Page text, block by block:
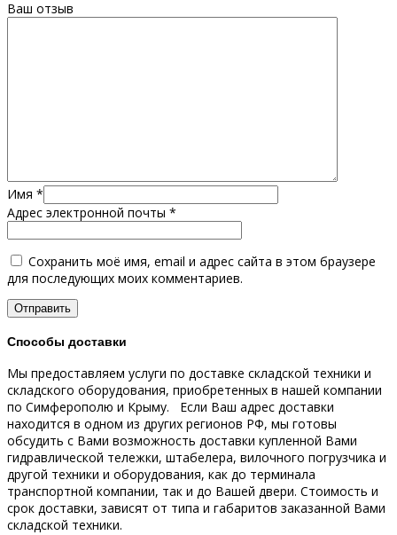
Ваш отзыв
Имя *
Адрес электронной почты *
Сохранить моё имя, email и адрес сайта в этом браузере
для последующих моих комментариев.
Способы доставки
Мы предоставляем услуги по доставке складской техники и
складского оборудования, приобретенных в нашей компании
по Симферополю и Крыму.
Если Ваш адрес доставки
находится в одном из других регионов РФ, мы готовы
обсудить с Вами возможность доставки купленной Вами
гидравлической тележки, штабелера, вилочного погрузчика и
другой техники и оборудования, как до терминала
транспортной компании, так и до Вашей двери. Стоимость и
срок доставки, зависят от типа и габаритов заказанной Вами
складской техники.